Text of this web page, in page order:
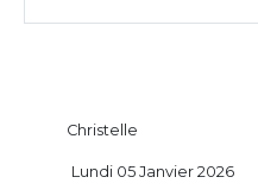
Christelle
Lundi 05 Janvier 2026